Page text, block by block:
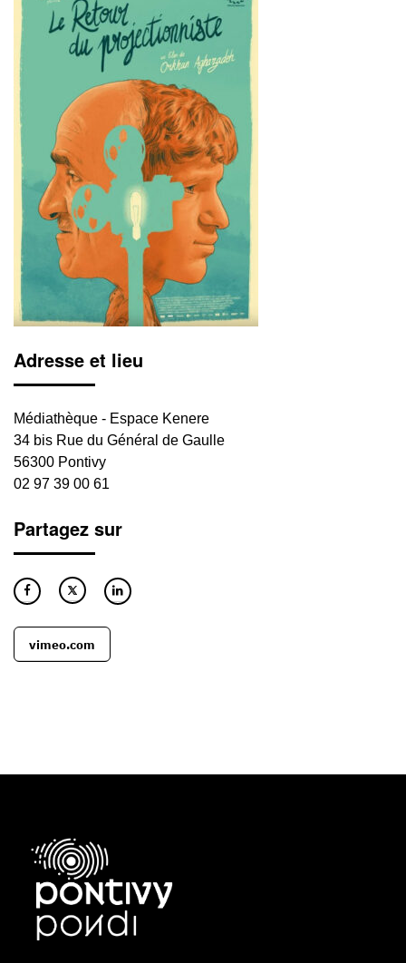
Adresse et lieu
Médiathèque - Espace Kenere
34 bis Rue du Général de Gaulle
56300 Pontivy
02 97 39 00 61
Partagez sur
vimeo.com